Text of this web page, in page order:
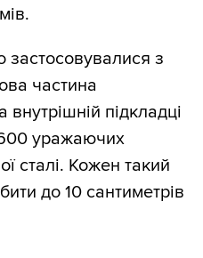
застосовувалися з
частина
підкладці
уражаючих
сталі. Кожен такий
до 10 сантиметрів